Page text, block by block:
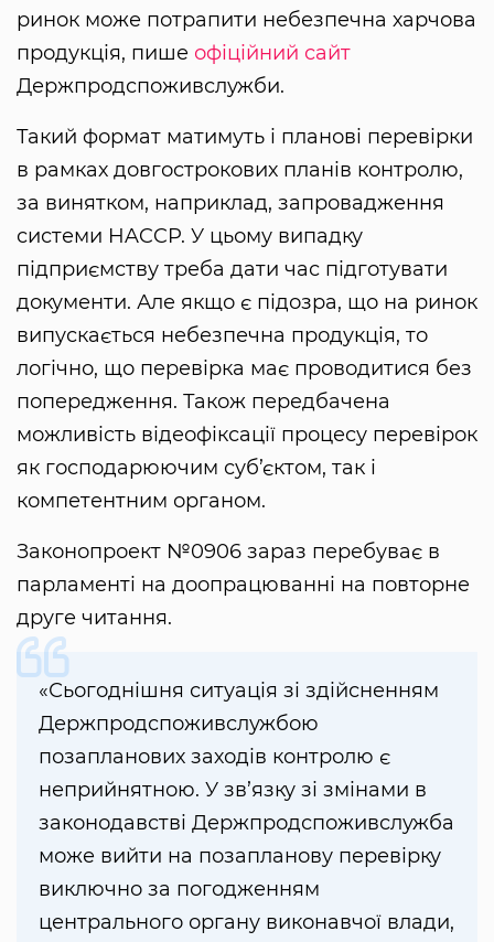
ринок може потрапити небезпечна харчова
продукція, пише офіційний сайт
Держпродспоживслужби.
Такий формат матимуть і планові перевірки
в рамках довгострокових планів контролю,
за винятком, наприклад, запровадження
системи HACCP. У цьому випадку
підприємству треба дати час підготувати
документи. Але якщо є підозра, що на ринок
випускається небезпечна продукція, то
логічно, що перевірка має проводитися без
попередження. Також передбачена
можливість відеофіксації процесу перевірок
як господарюючим суб’єктом, так і
компетентним органом.
Законопроект №0906 зараз перебуває в
парламенті на доопрацюванні на повторне
друге читання.
«Сьогоднішня ситуація зі здійсненням
Держпродспоживслужбою
позапланових заходів контролю є
неприйнятною. У зв’язку зі змінами в
законодавстві Держпродспоживслужба
може вийти на позапланову перевірку
виключно за погодженням
центрального органу виконавчої влади,